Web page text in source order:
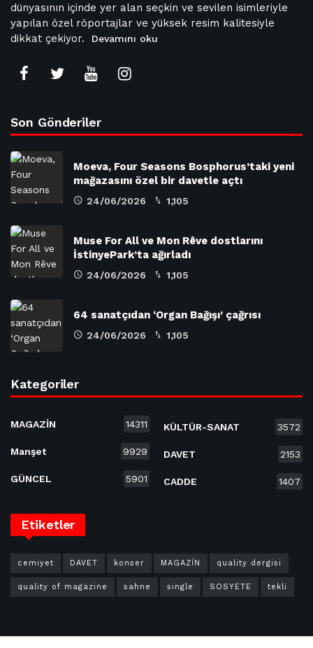
dünyasının içinde yer alan seçkin ve sevilen isimleriyle
yapılan özel röportajlar ve yüksek resim kalitesiyle
dikkat çekiyor.
Devamını oku
Son Gönderiler
Moeva, Four Seasons Bosphorus’taki yeni
mağazasını özel bir davetle açtı
24/06/2026 1,105
Muse For All ve Mon Rêve dostlarını
İstinyePark’ta ağırladı
24/06/2026 1,105
64 sanatçıdan ‘Organ Bağışı’ çağrısı
24/06/2026 1,105
Kategoriler
MAGAZİN 14311
Manşet 9929
GÜNCEL 5901
KÜLTÜR-SANAT 3572
DAVET 2153
CADDE 1407
Etiketler
cemiyet DAVET konser MAGAZİN quality dergisi
quality of magazine sahne single SOSYETE tekli